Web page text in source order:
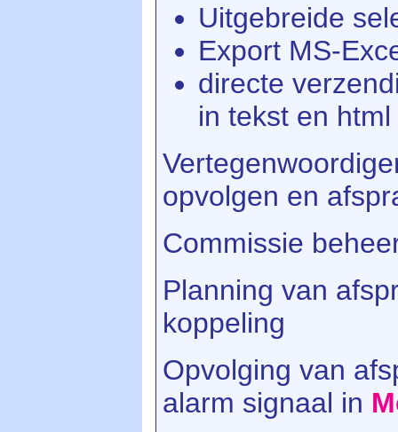
Uitgebreide
Export MS-
directe
in tekst en html
opvolgen en
Commissie
Planning van
koppeling
Opvolging van
alarm signaal in